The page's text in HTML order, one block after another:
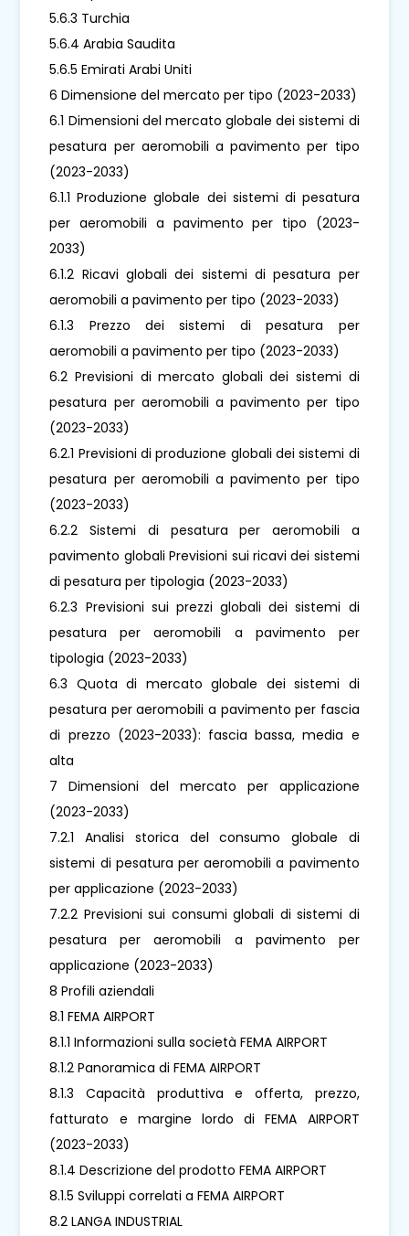
5.6.3 Turchia
5.6.4 Arabia Saudita
5.6.5 Emirati Arabi Uniti
6 Dimensione del mercato per tipo (2023-2033)
6.1 Dimensioni del mercato globale dei sistemi di
pesatura per aeromobili a pavimento per tipo
(2023-2033)
6.1.1 Produzione globale dei sistemi di pesatura
per aeromobili a pavimento per tipo (2023-
2033)
6.1.2 Ricavi globali dei sistemi di pesatura per
aeromobili a pavimento per tipo (2023-2033)
6.1.3 Prezzo dei sistemi di pesatura per
aeromobili a pavimento per tipo (2023-2033)
6.2 Previsioni di mercato globali dei sistemi di
pesatura per aeromobili a pavimento per tipo
(2023-2033)
6.2.1 Previsioni di produzione globali dei sistemi di
pesatura per aeromobili a pavimento per tipo
(2023-2033)
6.2.2 Sistemi di pesatura per aeromobili a
pavimento globali Previsioni sui ricavi dei sistemi
di pesatura per tipologia (2023-2033)
6.2.3 Previsioni sui prezzi globali dei sistemi di
pesatura per aeromobili a pavimento per
tipologia (2023-2033)
6.3 Quota di mercato globale dei sistemi di
pesatura per aeromobili a pavimento per fascia
di prezzo (2023-2033): fascia bassa, media e
alta
7 Dimensioni del mercato per applicazione
(2023-2033)
7.2.1 Analisi storica del consumo globale di
sistemi di pesatura per aeromobili a pavimento
per applicazione (2023-2033)
7.2.2 Previsioni sui consumi globali di sistemi di
pesatura per aeromobili a pavimento per
applicazione (2023-2033)
8 Profili aziendali
8.1 FEMA AIRPORT
8.1.1 Informazioni sulla società FEMA AIRPORT
8.1.2 Panoramica di FEMA AIRPORT
8.1.3 Capacità produttiva e offerta, prezzo,
fatturato e margine lordo di FEMA AIRPORT
(2023-2033)
8.1.4 Descrizione del prodotto FEMA AIRPORT
8.1.5 Sviluppi correlati a FEMA AIRPORT
8.2 LANGA INDUSTRIAL